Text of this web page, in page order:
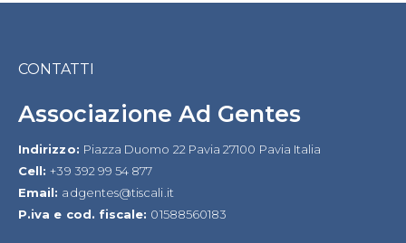
CONTATTI
Associazione Ad Gentes
Indirizzo: Piazza Duomo 22 Pavia 27100 Pavia Italia
Cell:+39 392 99 54 877
Email: adgentes@tiscali.it
P.iva e cod. fiscale: 01588560183